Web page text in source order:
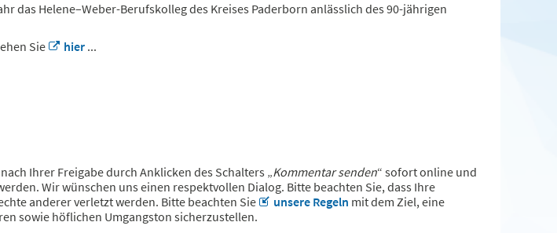
das Helene–Weber-Berufskolleg des Kreises Paderborn anlässlich des 90-jährigen
Sie
hier ...
Ihrer Freigabe durch Anklicken des Schalters „Kommentar senden“ sofort online und
Wir wünschen uns einen respektvollen Dialog. Bitte beachten Sie, dass Ihre
anderer verletzt werden. Bitte beachten Sie
unsere Regeln mit dem Ziel, eine
sowie höflichen Umgangston sicherzustellen.